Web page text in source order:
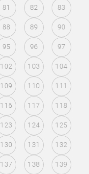
81 82 83
88 89 90
95 96 97
102 103 104
109 110 111
116 117 118
123 124 125
130 131 132
137 138 139